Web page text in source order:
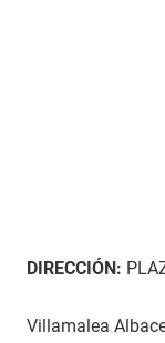
DIRECCIÓN:
Villamalea